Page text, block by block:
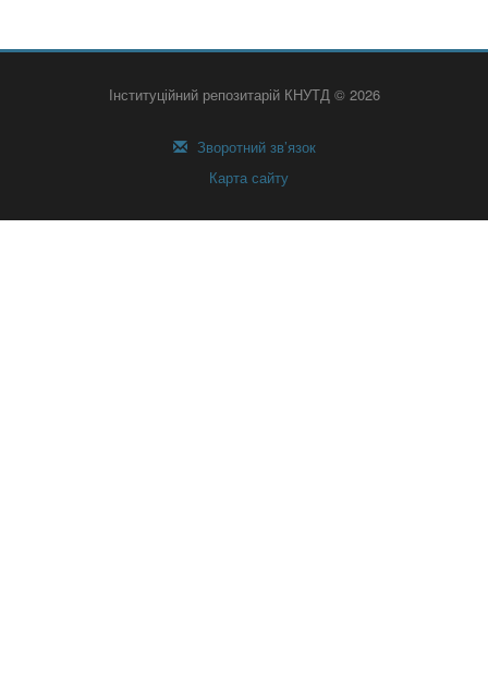
Інституційний репозитарій КНУТД © 2026
Зворотний зв’язок
Карта сайту